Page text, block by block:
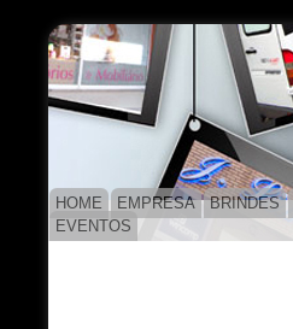
HOME EMPRESA BRINDES
EVENTOS